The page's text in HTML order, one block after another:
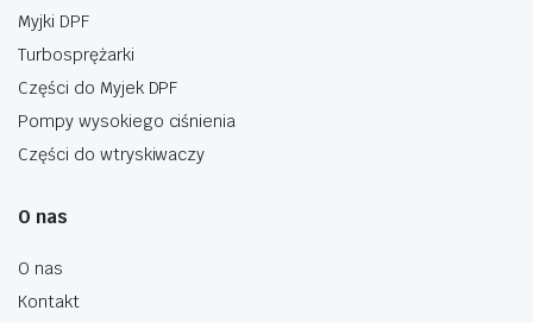
Myjki DPF
Turbosprężarki
Części do Myjek DPF
Pompy wysokiego ciśnienia
Części do wtryskiwaczy
O nas
O nas
Kontakt